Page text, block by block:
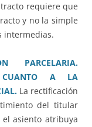
requiere que
y no la simple
intermedias.
PARCELARIA.
CUANTO A LA
La rectificación
del titular
asiento atribuya